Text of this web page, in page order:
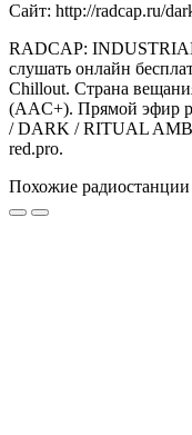
Сайт: http://radcap.ru/
RADCAP:
слушать онлайн
Chillout. Страна
(AAC+). Прямой эфир
/ DARK / RITUAL
red.pro.
Похожие радиостанции